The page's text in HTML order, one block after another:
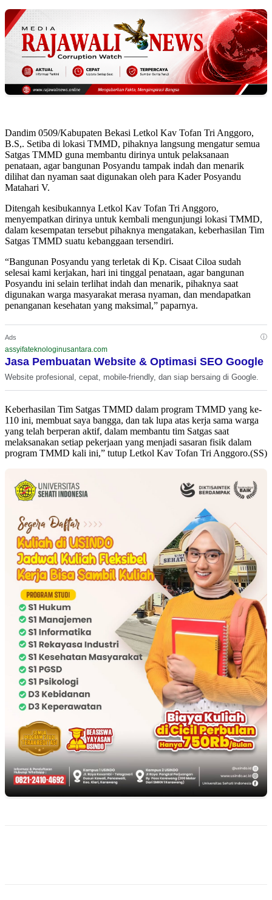
Dandim 0509/Kabupaten Bekasi Letkol Kav Tofan Tri Anggoro,
B.S,. Setiba di lokasi TMMD, pihaknya langsung mengatur semua
Satgas TMMD guna membantu dirinya untuk pelaksanaan
penataan, agar bangunan Posyandu tampak indah dan menarik
dilihat dan nyaman saat digunakan oleh para Kader Posyandu
Matahari V.
Ditengah kesibukannya Letkol Kav Tofan Tri Anggoro,
menyempatkan dirinya untuk kembali mengunjungi lokasi TMMD,
dalam kesempatan tersebut pihaknya mengatakan, keberhasilan Tim
Satgas TMMD suatu kebanggaan tersendiri.
“Bangunan Posyandu yang terletak di Kp. Cisaat Ciloa sudah
selesai kami kerjakan, hari ini tinggal penataan, agar bangunan
Posyandu ini selain terlihat indah dan menarik, pihaknya saat
digunakan warga masyarakat merasa nyaman, dan mendapatkan
penanganan kesehatan yang maksimal,” paparnya.
Ads ⓘ
assyifateknologinusantara.com
Jasa Pembuatan Website & Optimasi SEO Google
Website profesional, cepat, mobile-friendly, dan siap bersaing di Google.
Keberhasilan Tim Satgas TMMD dalam program TMMD yang ke-
110 ini, membuat saya bangga, dan tak lupa atas kerja sama warga
yang telah berperan aktif, dalam membantu tim Satgas saat
melaksanakan setiap pekerjaan yang menjadi sasaran fisik dalam
program TMMD kali ini,” tutup Letkol Kav Tofan Tri Anggoro.(SS)